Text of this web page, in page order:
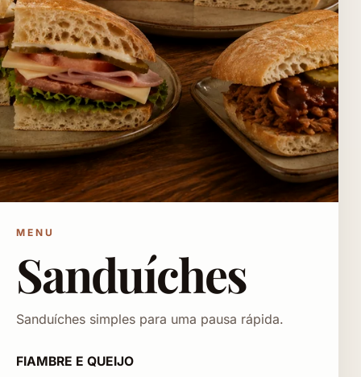
MENU
Sanduíches
Sanduíches simples para uma pausa rápida.
FIAMBRE E QUEIJO